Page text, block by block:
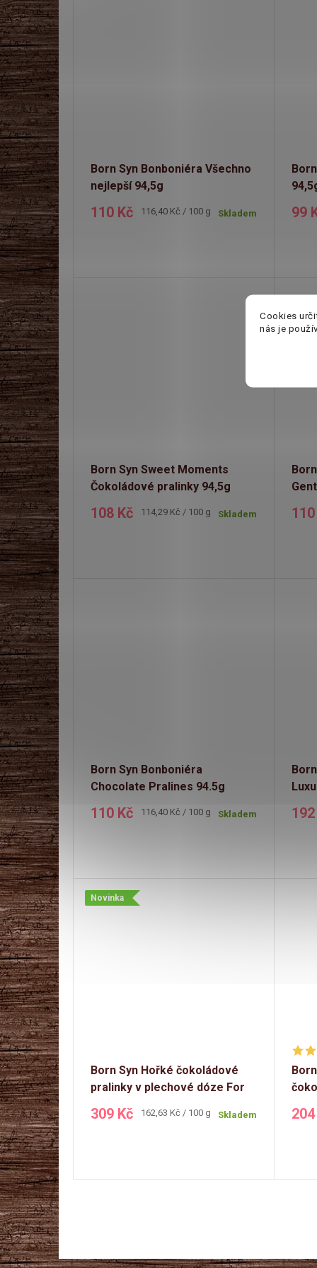
Cookies
nás je
Born Syn Bonboniéra Všechno
nejlepší 94,5g
110 Kč
Měrná
116,40 Kč / 100 g Skladem 99
Born Syn Sweet Moments
Čokoládové pralinky 94,5g
108 Kč
Měrná
114,29 Kč / 100 g Skladem
Born Syn Bonboniéra
Chocolate Pralines 94.5g
110 Kč
Měrná
116,40 Kč / 100 g Skladem
Novinka
Born Syn Hořké čokoládové
pralinky v plechové dóze For
309 Kč
Měrná
162,63 Kč / 100 g Skladem
v